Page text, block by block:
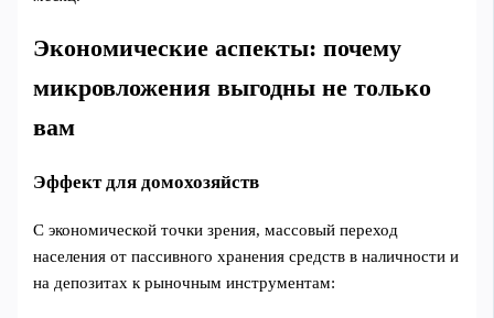
Экономические аспекты: почему
микровложения выгодны не только
вам
Эффект для домохозяйств
С экономической точки зрения, массовый переход
населения от пассивного хранения средств в наличности и
на депозитах к рыночным инструментам: